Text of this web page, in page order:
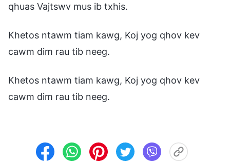
qhuas Vajtswv mus ib txhis.
Khetos ntawm tiam kawg, Koj yog qhov kev
cawm dim rau tib neeg.
Khetos ntawm tiam kawg, Koj yog qhov kev
cawm dim rau tib neeg.